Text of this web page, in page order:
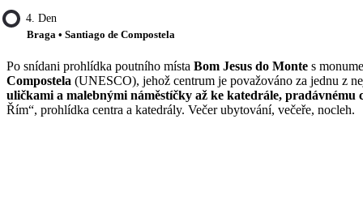
4. Den
Braga • Santiago de Compostela
Po snídani prohlídka poutního místa Bom Jesus do Monte s
Compostela (UNESCO), jehož centrum je považováno za jednu z
uličkami a malebnými náměstíčky až ke katedrále,
Řím“, prohlídka centra a katedrály. Večer ubytování, večeře, nocleh.